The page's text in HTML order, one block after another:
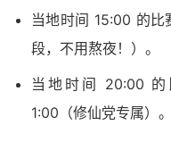
当地时间 15:00 的
段，不用熬夜！）。
当地时间 20:00
1:00（修仙党专属）。